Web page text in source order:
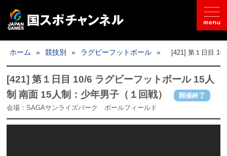
ライブ配信
日程
取材記事
ホーム » 競技別 » ラグビーフットボール » [421] 第１日目
[421] 第１日目 10/6 ラグビーフットボール 15人
制 南面 15人制：少年男子（１回戦）
開催終了
会場：SAGAサンライズパーク ボールフィールド